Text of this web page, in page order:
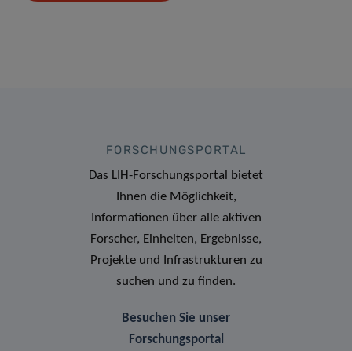
FORSCHUNGSPORTAL
Das LIH-Forschungsportal bietet
Ihnen die Möglichkeit,
Informationen über alle aktiven
Forscher, Einheiten, Ergebnisse,
Projekte und Infrastrukturen zu
suchen und zu finden.
Besuchen Sie unser
Forschungsportal